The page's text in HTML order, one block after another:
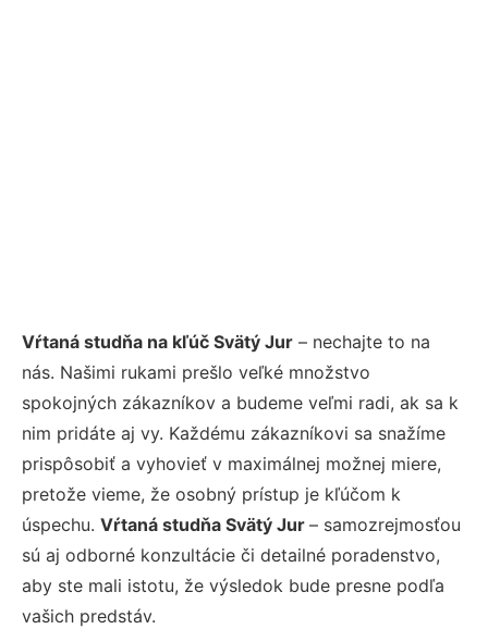
Vŕtaná studňa na kľúč Svätý Jur – nechajte to na
nás. Našimi rukami prešlo veľké množstvo
spokojných zákazníkov a budeme veľmi radi, ak sa k
nim pridáte aj vy. Každému zákazníkovi sa snažíme
prispôsobiť a vyhovieť v maximálnej možnej miere,
pretože vieme, že osobný prístup je kľúčom k
úspechu. Vŕtaná studňa Svätý Jur – samozrejmosťou
sú aj odborné konzultácie či detailné poradenstvo,
aby ste mali istotu, že výsledok bude presne podľa
vašich predstáv.